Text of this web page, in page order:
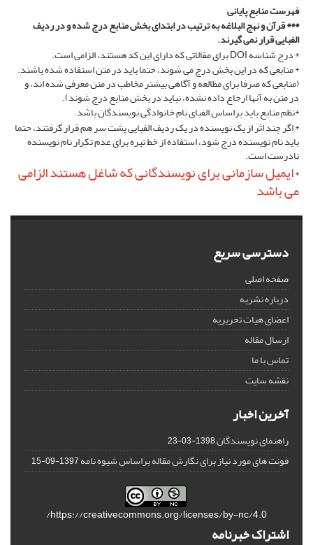
فهرست منابع پایانی
*** قرآن و نهج البلاغه به ترتیب در ابتدای بخش منابع درج شده و در ردیف
الفبایی قرار نمی گیرند.
* درج شناسه DOI برای مقالاتی که دارای این کد هستند، الزامی است.
* منابعی که در این بخش درج می شوند، حتما باید در متن استفاده شده باشند.
(منابعی که صرفا برای مطالعه و آگاهی بیشتر مخاطب در متن معرفی شده اند، و
در متن به آنها ارجاع داده نشده، نباید در بخش منابع درج شوند).
*نظم منابع باید براساس الفبای نام خانوادگی نویسندگان باشد.
* اگر چند اثر از یک نویسنده در یک ردیف الفبایی پشت سر هم قرار گرفتند، حتما
باید نام نویسنده درج شود، استفاده از خط تیره برای عدم تکرار نام نویسنده
نادرست است.
*ایمیل سازمانی برای نویسندگانی که شاغل هستند الزامی
می باشد
دسترسی سریع
صفحه اصلی
درباره نشریه
اعضای هیات تحریریه
ارسال مقاله
تماس با ما
نقشه سایت
آخرین اخبار
راهنمای نویسندگان1398-03-23
فونت های مورد نیاز برای نگارش مقاله براساس شیوه نامه1397-09-15
https://creativecommons.org/licenses/by-nc/4.0/
اشتراک خبرنامه